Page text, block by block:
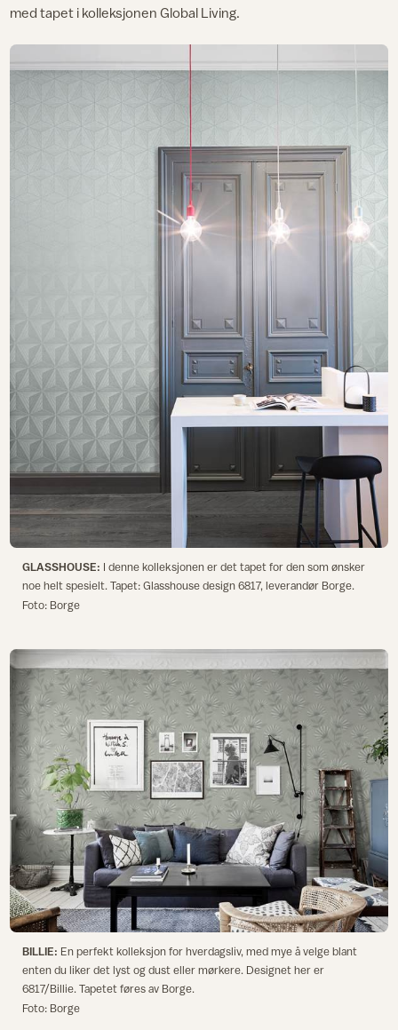
med tapet i kolleksjonen Global Living.
GLASSHOUSE: I denne kolleksjonen er det tapet for den som ønsker
noe helt spesielt. Tapet: Glasshouse design 6817, leverandør Borge.
Foto: Borge
BILLIE: En perfekt kolleksjon for hverdagsliv, med mye å velge blant
enten du liker det lyst og dust eller mørkere. Designet her er
6817/Billie. Tapetet føres av Borge.
Foto: Borge